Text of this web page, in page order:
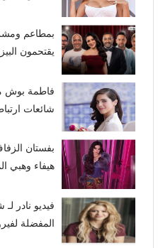
بمطاعم
يقتحمون
فاطمة بوش
شائعات
بفستان
هيفاء وهبي
فيديو نادر لـ
المفضلة